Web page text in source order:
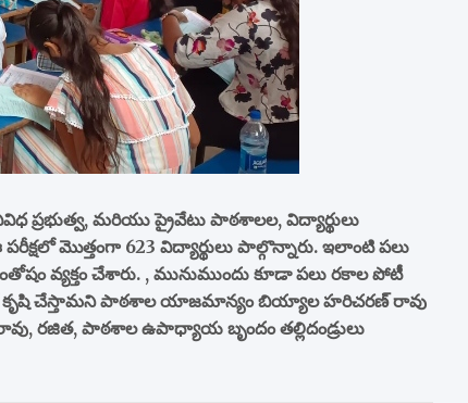
ప్రభుత్వ, మరియు ప్రైవేటు పాఠశాలల, విద్యార్థులు
మొత్తంగా 623 విద్యార్థులు పాల్గొన్నారు. ఇలాంటి పలు
వ్యక్తం చేశారు. , మునుముందు కూడా పలు రకాల పోటీ
కృషి చేస్తామని పాఠశాల యాజమాన్యం బియ్యాల హరిచరణ్ రావు
రజిత, పాఠశాల ఉపాధ్యాయ బృందం తల్లిదండ్రులు